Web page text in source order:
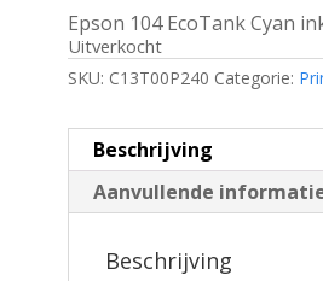
Epson 104 EcoTank Cyan
Uitverkocht
SKU: C13T00P240 Categorie:
Beschrijving
Aanvullende
Beschrijving